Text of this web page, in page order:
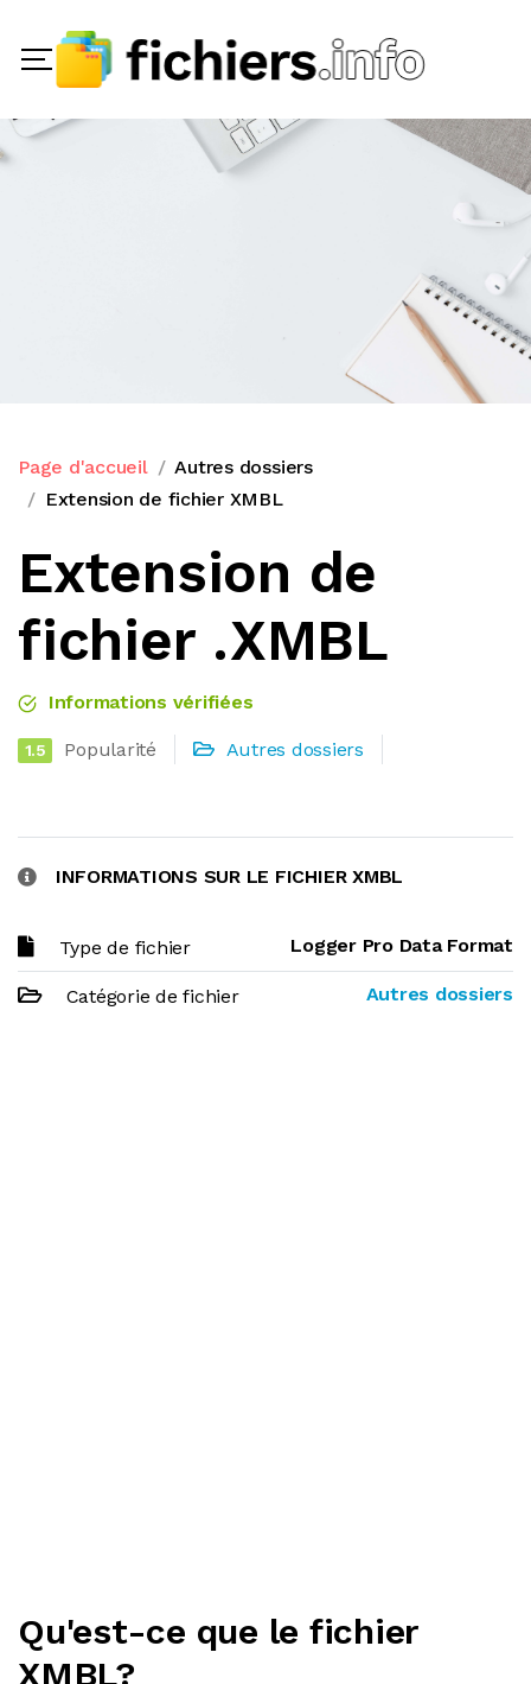
Page d'accueil
Autres dossiers
Extension de fichier XMBL
Extension de
fichier .XMBL
Informations vérifiées
1.5 Popularité Autres dossiers
INFORMATIONS SUR LE FICHIER XMBL
Type de fichier Logger Pro Data Format
Catégorie de fichier Autres dossiers
Qu'est-ce que le fichier
XMBL?